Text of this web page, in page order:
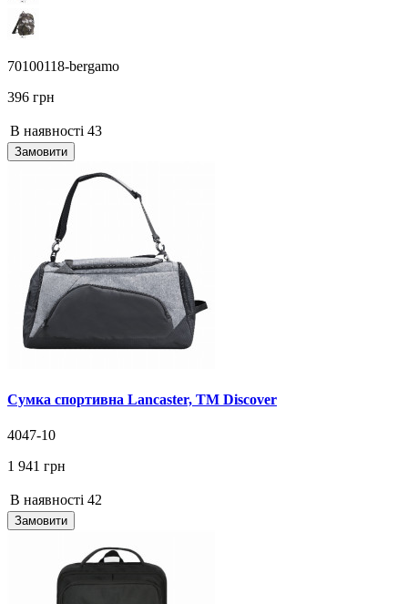
70100118-bergamo
396 грн
В наявності 43
Замовити
Сумка спортивна Lancaster, ТМ Discover
4047-10
1 941 грн
В наявності 42
Замовити